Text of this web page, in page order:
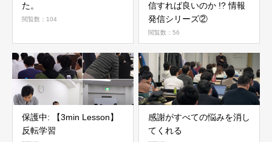
た。
閲覧数：104
信すれば良いのか !? 情報
発信シリーズ②
閲覧数：56
保護中: 【3min Lesson】
反転学習
感謝がすべての悩みを消し
てくれる